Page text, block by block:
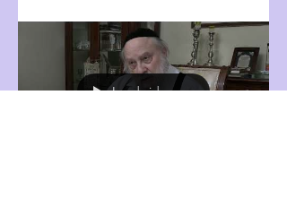
Load video